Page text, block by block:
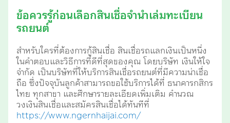
ข้อควรรู้ก่อนเลือกสินเชื่อจำนำเล่มทะเบียน
รถยนต์
สำหรับใครที่ต้องการกู้สินเชื่อ สินเชื่อรถแลกเงินเป็นหนึ่ง
ในคำตอบและวิธีการที่ดีที่สุดของคุณ โดยบริษัท เงินให้ใจ
จำกัด เป็นบริษัทที่ให้บริการสินเชื่อรถยนต์ที่มีความน่าเชื่อ
ถือ ซึ่งปัจจุบันลูกค้าสามารถขอใช้บริการได้ที่ ธนาคารกสิกร
ไทย ทุกสาขา และศึกษารายละเอียดเพิ่มเติม คำนวณ
วงเงินสินเชื่อและสมัครสินเชื่อได้ทันทีที่
https://www.ngernhaijai.com/